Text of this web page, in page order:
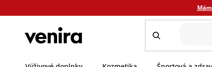
na